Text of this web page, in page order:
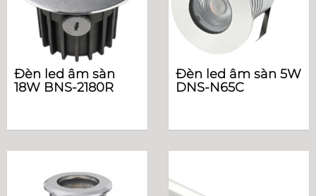
Đèn led âm sàn
18W BNS-2180R
Đèn led âm sàn 5W
DNS-N65C